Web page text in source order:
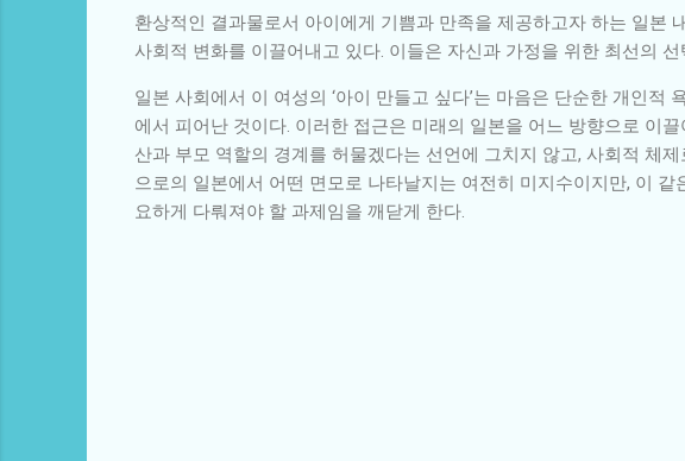
환상적인 결과물로서 아이에게 기쁨과 만족을 제공하고자 하는 일본
사회적 변화를 이끌어내고 있다. 이들은 자신과 가정을 위한 최선의
일본 사회에서 이 여성의 ‘아이 만들고 싶다’는 마음은 단순한 개인
에서 피어난 것이다. 이러한 접근은 미래의 일본을 어느 방향으로 이
산과 부모 역할의 경계를 허물겠다는 선언에 그치지 않고, 사회적 체
으로의 일본에서 어떤 면모로 나타날지는 여전히 미지수이지만, 이
요하게 다뤄져야 할 과제임을 깨닫게 한다.